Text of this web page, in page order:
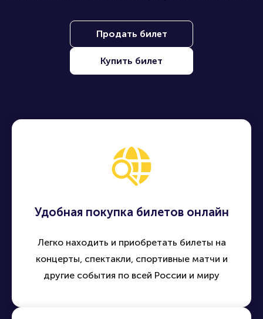
Продать билет
Купить билет
Удобная покупка билетов онлайн
Легко находить и приобретать билеты на
концерты, спектакли, спортивные матчи и
другие события по всей России и миру